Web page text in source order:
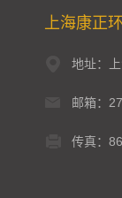
上海康正
地址：
邮箱：
传真：